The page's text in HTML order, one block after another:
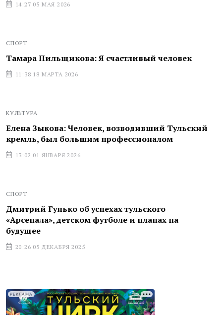
14:27 05 МАЯ 2026
СПОРТ
Тамара Пильщикова: Я счастливый человек
11:38 18 МАРТА 2026
КУЛЬТУРА
Елена Зыкова: Человек, возводивший Тульский
кремль, был большим профессионалом
13:02 01 ЯНВАРЯ 2026
СПОРТ
Дмитрий Гунько об успехах тульского
«Арсенала», детском футболе и планах на
будущее
20:26 05 ДЕКАБРЯ 2025
РЕКЛАМА